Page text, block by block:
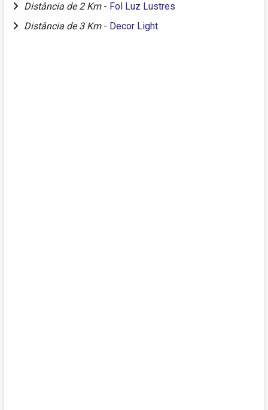
Distância de 2 Km - Fol Luz Lustres
Distância de 3 Km - Decor Light